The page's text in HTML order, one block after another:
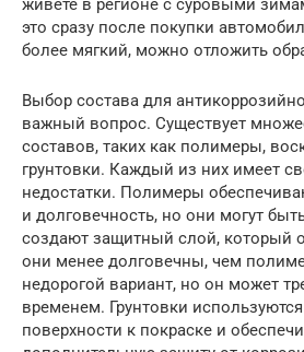
живете в регионе с суровыми
это сразу после покупки
более мягкий, можно отложить
Выбор состава для
важный вопрос. Существует
составов, таких как полимеры,
грунтовки. Каждый из них имеет
недостатки. Полимеры
и долговечность, но они могут
создают защитный слой, который
они менее долговечны, чем
недорогой вариант, но он может
временем. Грунтовки
поверхности к покраске и